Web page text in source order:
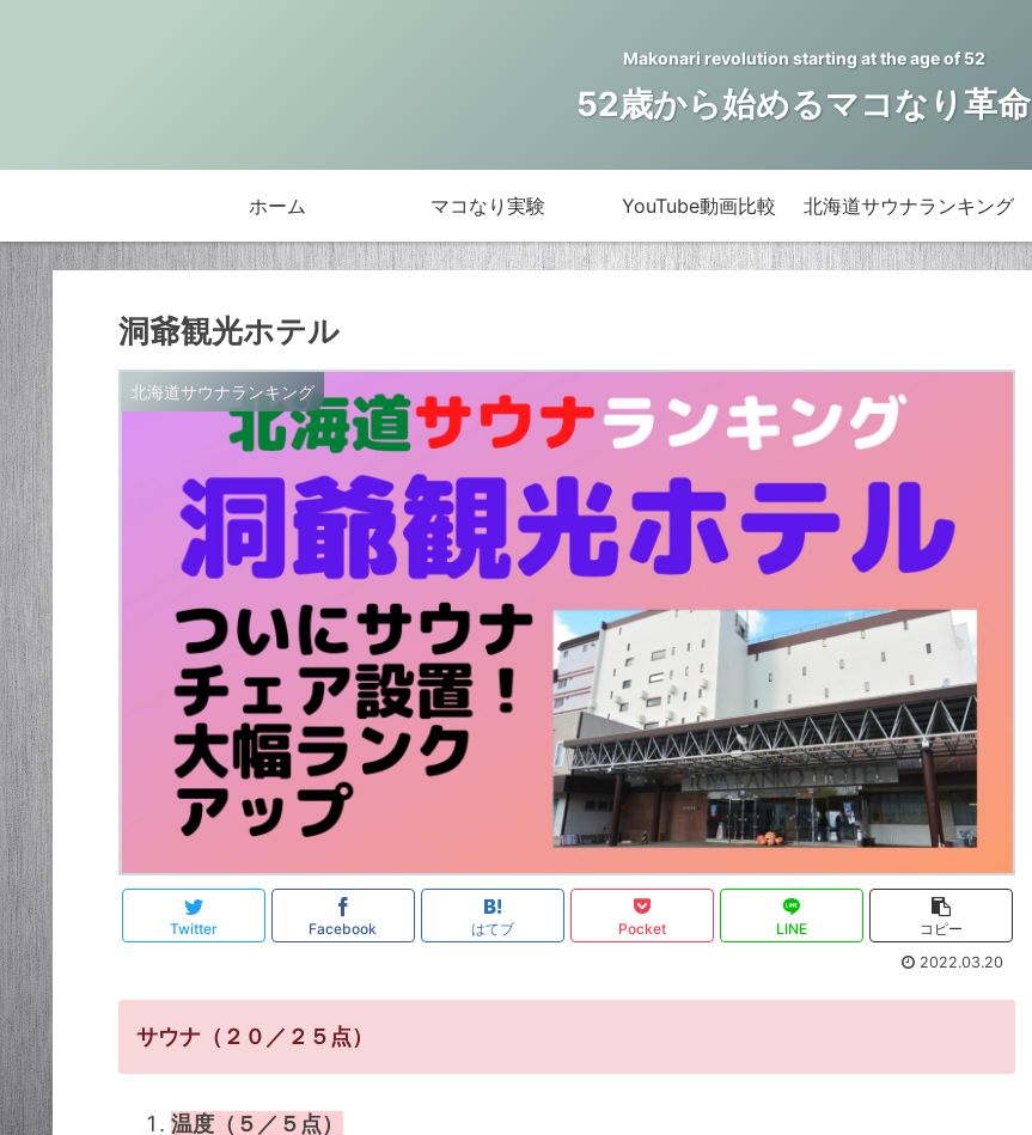
Makonari revolution starting at the age of 52
52歳から始めるマコなり革命
ホーム マコなり実験 YouTube動画比較 北海道サウナランキング
洞爺観光ホテル
北海道サウナランキング
Twitter Facebook はてブ Pocket LINE
コピー
2022.03.20
サウナ（２０／２５点）
温度（５／５点）